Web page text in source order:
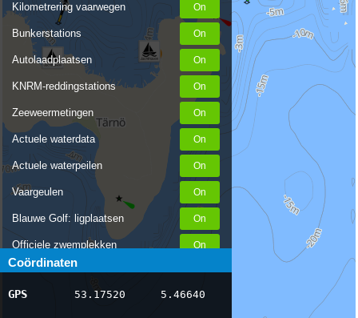
Kilometrering vaarwegen
Bunkerstations
Autolaadplaatsen
KNRM-reddingstations
Zeeweermetingen
Actuele waterdata
Actuele waterpeilen
Vaargeulen
Blauwe Golf: ligplaatsen
Officiele zwemplekken
Stremmingen/hinder
AIS scheepsposities
Coördinaten
GPS 53.17520 5.46640